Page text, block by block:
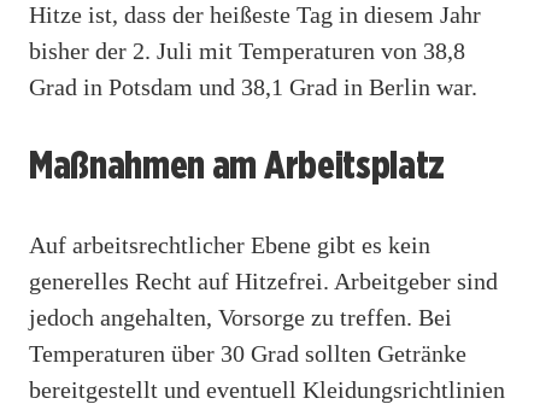
Hitze ist, dass der heißeste Tag in diesem Jahr
bisher der 2. Juli mit Temperaturen von 38,8
Grad in Potsdam und 38,1 Grad in Berlin war.
Maßnahmen am Arbeitsplatz
Auf arbeitsrechtlicher Ebene gibt es kein
generelles Recht auf Hitzefrei. Arbeitgeber sind
jedoch angehalten, Vorsorge zu treffen. Bei
Temperaturen über 30 Grad sollten Getränke
bereitgestellt und eventuell Kleidungsrichtlinien